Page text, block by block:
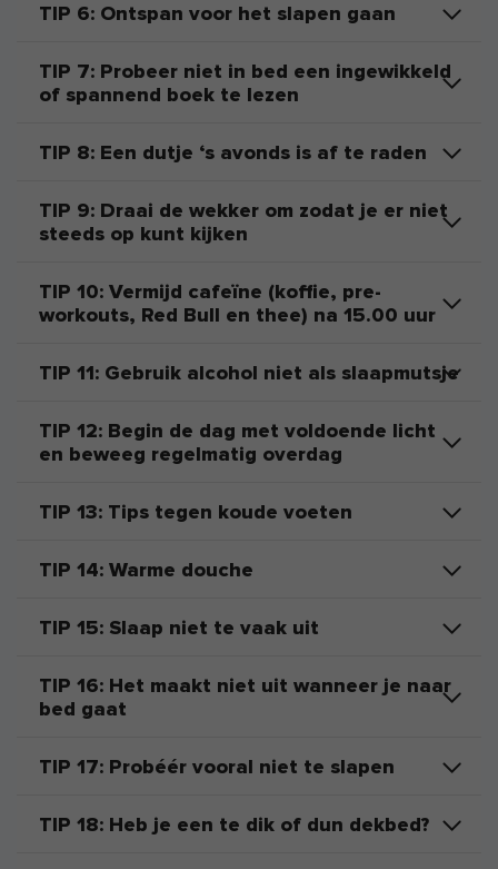
TIP 6: Ontspan voor het slapen gaan
TIP 7: Probeer niet in bed een ingewikkeld
of spannend boek te lezen
TIP 8: Een dutje ‘s avonds is af te raden
TIP 9: Draai de wekker om zodat je er niet
steeds op kunt kijken
TIP 10: Vermijd cafeïne (koffie, pre-
workouts, Red Bull en thee) na 15.00 uur
TIP 11: Gebruik alcohol niet als slaapmutsje
TIP 12: Begin de dag met voldoende licht
en beweeg regelmatig overdag
TIP 13: Tips tegen koude voeten
TIP 14: Warme douche
TIP 15: Slaap niet te vaak uit
TIP 16: Het maakt niet uit wanneer je naar
bed gaat
TIP 17: Probéér vooral niet te slapen
TIP 18: Heb je een te dik of dun dekbed?